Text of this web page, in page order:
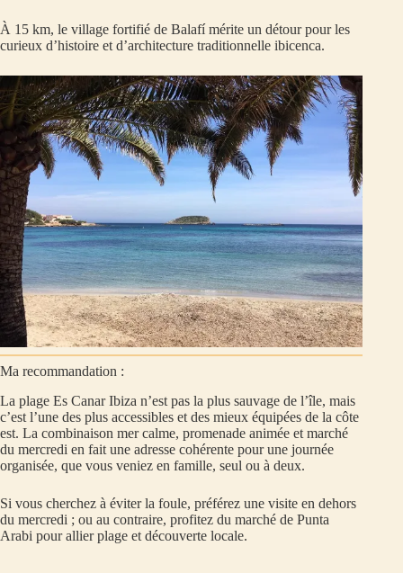
À 15 km, le village fortifié de Balafí mérite un détour pour les
curieux d’histoire et d’architecture traditionnelle ibicenca.
Ma recommandation :
La plage Es Canar Ibiza n’est pas la plus sauvage de l’île, mais
c’est l’une des plus accessibles et des mieux équipées de la côte
est. La combinaison mer calme, promenade animée et marché
du mercredi en fait une adresse cohérente pour une journée
organisée, que vous veniez en famille, seul ou à deux.
Si vous cherchez à éviter la foule, préférez une visite en dehors
du mercredi ; ou au contraire, profitez du marché de Punta
Arabi pour allier plage et découverte locale.